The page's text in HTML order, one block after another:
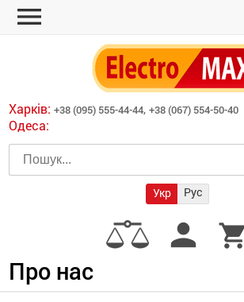
menu
Харків: +38 (095) 555-44-44, +38 (067) 554-50-40
Одеса:
Укр Рус
person shopping_cart
обігрівачі
машини
для
Про нас